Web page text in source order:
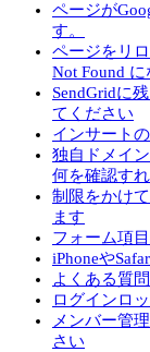
ページが
す。
ページをリ
Not Found に
SendGridに
てください
インサート
独自ドメイ
何を確認す
制限をかけ
ます
フォーム項
iPhoneや
よくある質
ログインロ
メンバー管
さい